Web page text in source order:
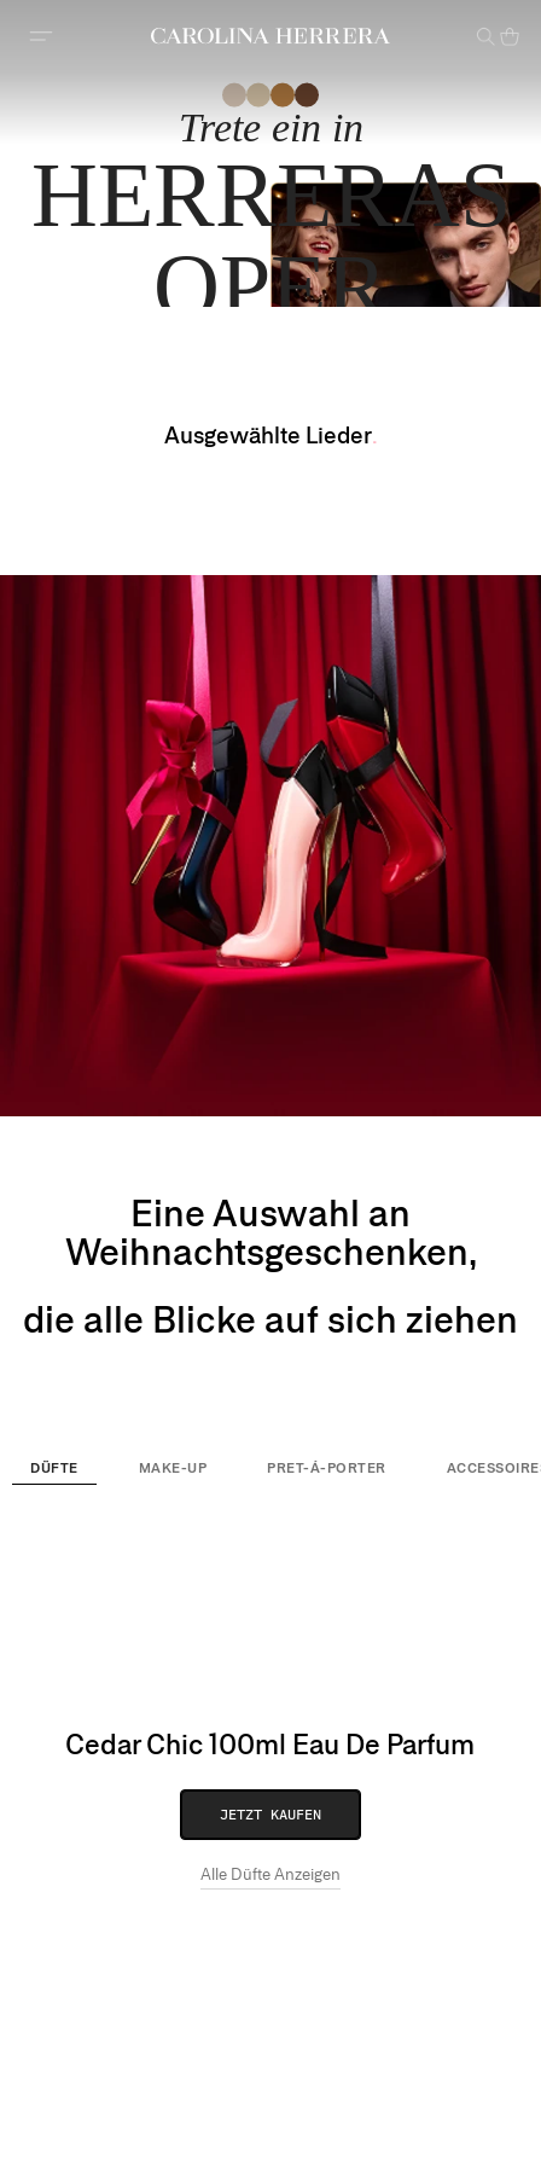
Erklärung zur Barrierefreiheit (Link)
Trete ein in
HERRERAS
OPER
Ausgewählte Lieder
Eine Auswahl an
Weihnachtsgeschenken,
die alle Blicke auf sich ziehen
DÜFTE MAKE-UP PRET-Á-PORTER
Cedar Chic 100ml Eau De Parfum
JETZT KAUFEN
Alle Düfte Anzeigen